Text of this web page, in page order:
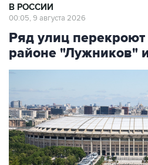
В РОССИИ
00:05, 9 августа 2026
Ряд улиц перекроют
районе "Лужников"